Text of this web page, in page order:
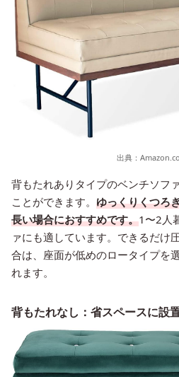
出典：
背もたれありタイプのベンチソフ
ことができます。 ゆっくりくつろ
長い場合におすすめです。1〜2人
ァにも適しています。できるだけ
合は、座面が低めのロータイプを
れます。
背もたれなし：省スペースに設